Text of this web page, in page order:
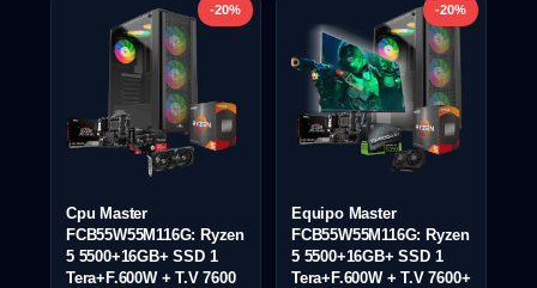
-20%
Cpu Master
FCB55W55M116G: Ryzen
5 5500+16GB+ SSD 1
Tera+F.600W + T.V 7600
-20%
Equipo Master
FCB55W55M116G: Ryzen
5 5500+16GB+ SSD 1
Tera+F.600W + T.V 7600+